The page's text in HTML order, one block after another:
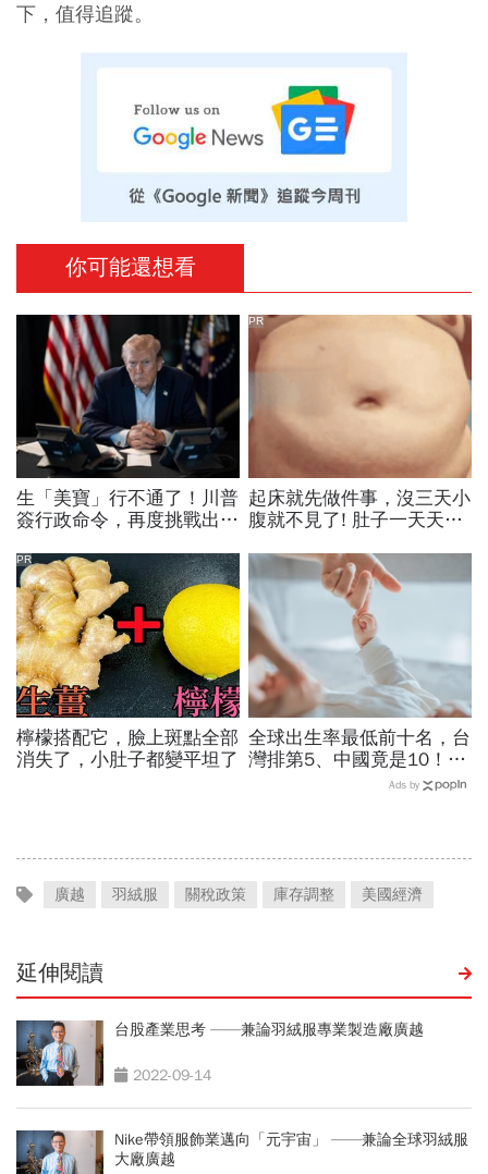
下，值得追蹤。
你可能還想看
生「美寶」行不通了！川普
簽行政命令，再度挑戰出生
允許花錢買進美國的資格
起床就先做件事，沒三天小
腹就不見了! 肚子一天天變
PR
檸檬搭配它，臉上斑點全部
消失了，小肚子都變平坦了
PR
全球出生率最低前十名，台
灣排第5、中國竟是10！亞
洲4國入榜「無聲危機」，
Ads by
廣越 羽絨服 關稅政策 庫存調整 美國經濟
延伸閱讀
台股產業思考 ——兼論羽絨服專業製造廠廣越
2022-09-14
Nike帶領服飾業邁向「元宇宙」 ——兼論全球羽絨服
大廠廣越